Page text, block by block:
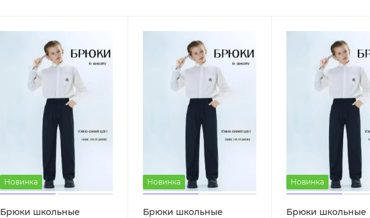
Новинка
Брюки школьные
Новинка
Брюки школьные
Новинка
Брюки школьные